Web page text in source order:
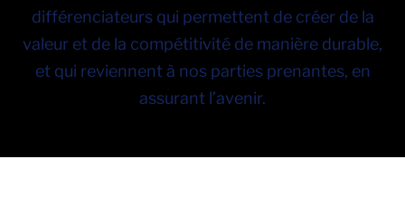
différenciateurs qui permettent de créer de la
valeur et de la compétitivité de manière durable,
et qui reviennent à nos parties prenantes, en
assurant l’avenir.